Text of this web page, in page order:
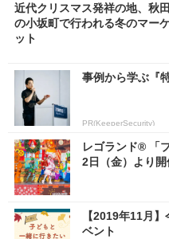
近代クリスマス発祥の地、秋田
の小坂町で行われる冬のマー
ット
事例から学ぶ『
PR(KeeperSecurity)
レゴランド® 「
2日（金）より開
【2019年11月
ベント